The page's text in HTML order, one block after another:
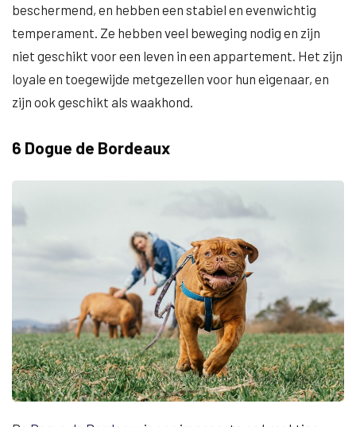
beschermend, en hebben een stabiel en evenwichtig
temperament. Ze hebben veel beweging nodig en zijn
niet geschikt voor een leven in een appartement. Het zijn
loyale en toegewijde metgezellen voor hun eigenaar, en
zijn ook geschikt als waakhond.
6 Dogue de Bordeaux